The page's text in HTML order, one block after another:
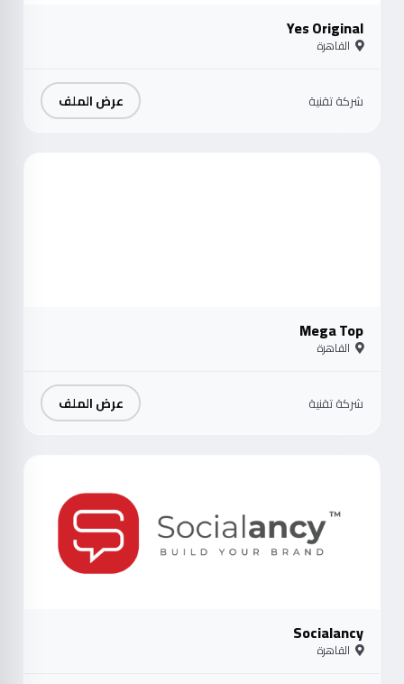
Yes Original
القاهرة
شركة تقنية عرض الملف
Mega Top
القاهرة
شركة تقنية عرض الملف
Socialancy
القاهرة